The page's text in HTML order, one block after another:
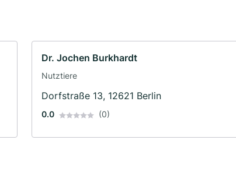
Dr. Jochen Burkhardt
Nutztiere
Dorfstraße 13, 12621 Berlin
0.0 (0)